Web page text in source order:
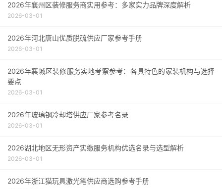
2026年襄州区装修服务商实用参考：多家实力品牌深度解析
2026-03-01
2026年河北唐山优质脱硫供应厂家参考手册
2026-03-01
2026年襄城区装修服务实地考察参考：各具特色的家装机构与选择
要点
2026-03-01
2026年玻璃钢冷却塔供应厂家参考名录
2026-03-01
2026湖北地区无形资产实缴服务机构优选名录与选型解析
2026-03-01
2026年浙江猫玩具激光笔供应商选购参考手册